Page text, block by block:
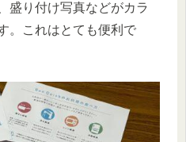
盛り付け写真などがカラ
。これはとても便利で